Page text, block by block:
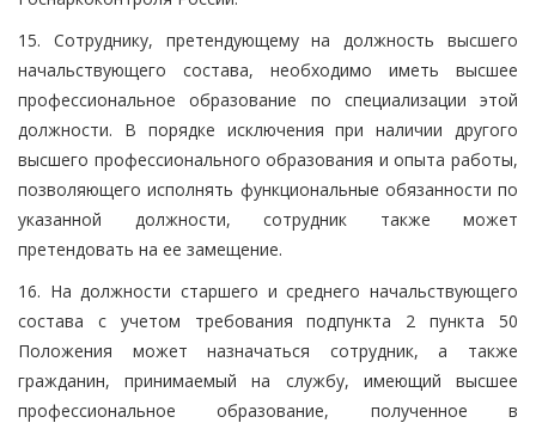
15. Сотруднику, претендующему на должность высшего
начальствующего состава, необходимо иметь высшее
профессиональное образование по специализации этой
должности. В порядке исключения при наличии другого
высшего профессионального образования и опыта работы,
позволяющего исполнять функциональные обязанности по
указанной должности, сотрудник также может
претендовать на ее замещение.
16. На должности старшего и среднего начальствующего
состава с учетом требования подпункта 2 пункта 50
Положения может назначаться сотрудник, а также
гражданин, принимаемый на службу, имеющий высшее
профессиональное образование, полученное в